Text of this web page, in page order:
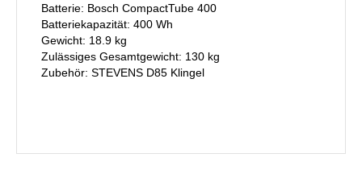
Batterie: Bosch CompactTube 400
Batteriekapazität: 400 Wh
Gewicht: 18.9 kg
Zulässiges Gesamtgewicht: 130 kg
Zubehör: STEVENS D85 Klingel